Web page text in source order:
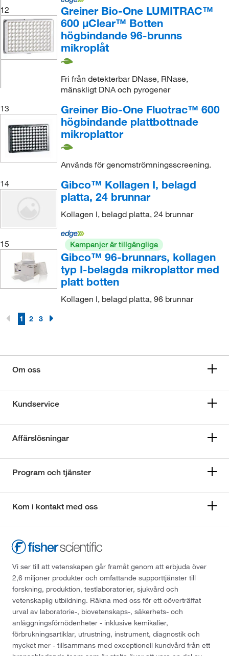
12
Greiner Bio-One LUMITRAC™
600 μClear™ Botten
högbindande 96-brunns
mikroplåt
Fri från detekterbar DNase, RNase,
mänskligt DNA och pyrogener
13
Greiner Bio-One Fluotrac™ 600
högbindande plattbottnade
mikroplattor
Används för genomströmningsscreening.
14
Gibco™ Kollagen I, belagd
platta, 24 brunnar
Kollagen I, belagd platta, 24 brunnar
15 Kampanjer är tillgängliga
Gibco™ 96-brunnars, kollagen
typ I-belagda mikroplattor med
platt botten
Kollagen I, belagd platta, 96 brunnar
1 2 3
Om oss
Kundservice
Affärslösningar
Program och tjänster
Kom i kontakt med oss
Vi ser till att vetenskapen går framåt genom att erbjuda över
2,6 miljoner produkter och omfattande supporttjänster till
forskning, produktion, testlaboratorier, sjukvård och
vetenskaplig utbildning. Räkna med oss för ett oöverträffat
urval av laboratorie-, biovetenskaps-, säkerhets- och
anläggningsförnödenheter - inklusive kemikalier,
förbrukningsartiklar, utrustning, instrument, diagnostik och
mycket mer - tillsammans med exceptionell kundvård från ett